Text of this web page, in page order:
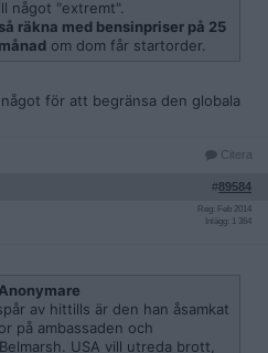
något "extremt".
så räkna med bensinpriser på 25
om dom får startorder.
för att begränsa den globala
Citera
#89584
Reg: Feb 2014
Inlägg: 1 364
av hittills är den han åsamkat
på ambassaden och
USA vill utreda brott,